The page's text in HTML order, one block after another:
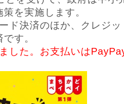
を実施します。
ド決済のほか、クレジ
す。
した。お支払いは